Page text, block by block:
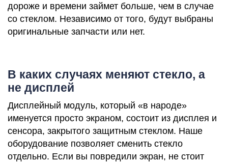
дороже и времени займет больше, чем в случае
со стеклом. Независимо от того, будут выбраны
оригинальные запчасти или нет.
В каких случаях меняют стекло, а
не дисплей
Дисплейный модуль, который «в народе»
именуется просто экраном, состоит из дисплея и
сенсора, закрытого защитным стеклом. Наше
оборудование позволяет сменить стекло
отдельно. Если вы повредили экран, не стоит